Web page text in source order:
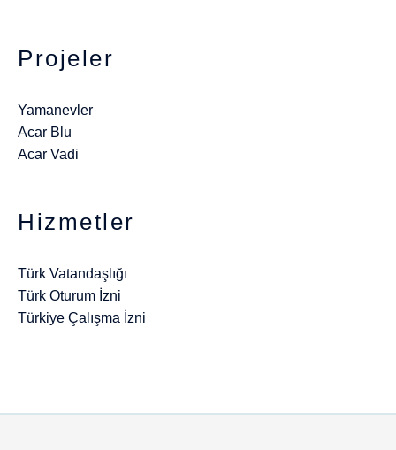
Projeler
Yamanevler
Acar Blu
Acar Vadi
Hizmetler
Türk Vatandaşlığı
Türk Oturum İzni
Türkiye Çalışma İzni